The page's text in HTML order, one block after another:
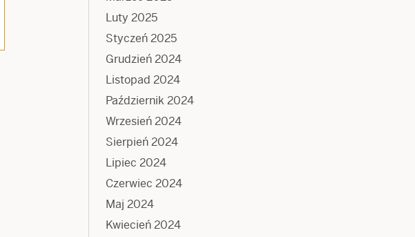
Luty 2025
Styczeń 2025
Grudzień 2024
Listopad 2024
Październik 2024
Wrzesień 2024
Sierpień 2024
Lipiec 2024
Czerwiec 2024
Maj 2024
Kwiecień 2024